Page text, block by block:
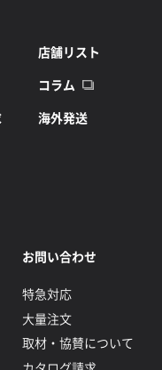
店舗リスト
コラム
海外発送
お問い合わせ
特急対応
大量注文
取材・協賛について